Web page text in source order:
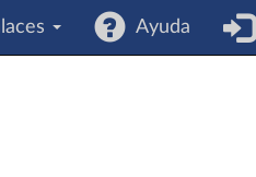
Ayuda